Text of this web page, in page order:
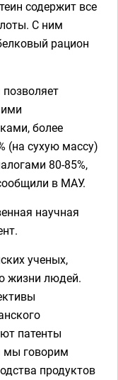
содержит все
С ним
рацион
более
(на сухую массу)
80-85%,
в МАУ.
научная
ученых,
жизни людей.
патенты
мы говорим
продуктов